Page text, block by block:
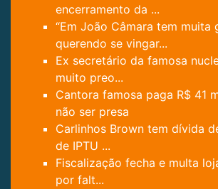
encerramento da ...
“Em João Câmara tem muita
querendo se vingar...
Ex secretário da famosa
muito preo...
Cantora famosa paga R$ 41
não ser presa
Carlinhos Brown tem dívida
de IPTU ...
Fiscalização fecha e multa
por falt...